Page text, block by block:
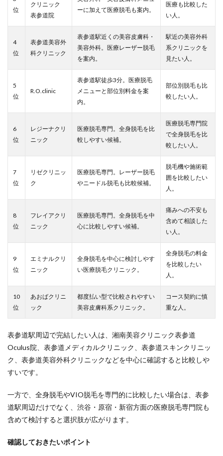
位
クリニック
表参道院
ーに加えて医療脱毛も案内。
医療も比較した
い人。
4
位
表参道美容外
科クリニック
表参道駅近くの美容皮膚科・
美容外科。医療レーザー脱毛
を案内。
駅近の美容外科
系クリニックを
見たい人。
5
位
R.O.clinic
表参道駅徒歩3分。医療脱毛
メニューと部位別料金を案
内。
部位別脱毛も比
較したい人。
6
位
レジーナクリ
ニック
医療脱毛専門。全身脱毛を比
較しやすい候補。
医療脱毛専門院
で全身脱毛を比
較したい人。
7
位
リゼクリニッ
ク
医療脱毛専門。レーザー脱毛
やニードル脱毛も比較候補。
脱毛機や施術範
囲を比較したい
人。
8
位
フレイアクリ
ニック
医療脱毛専門。全身脱毛を中
心に比較しやすい候補。
痛みへの不安も
含めて相談した
い人。
9
位
エミナルクリ
ニック
全身脱毛を中心に検討しやす
い医療脱毛クリニック。
全身脱毛の料金
を比較したい
人。
10
位
あおばクリニ
ック
都度払い型で比較されやすい
美容皮膚科系クリニック。
コース契約に慎
重な人。
表参道駅周辺で完結したい人は、湘南美容クリニック表参道
Oculus院、表参道メディカルクリニック、表参道スキンクリニッ
ク、表参道美容外科クリニックなどを中心に確認すると比較しや
すいです。
一方で、全身脱毛やVIO脱毛を専門的に比較したい場合は、表参
道駅周辺だけでなく、渋谷・原宿・新宿方面の医療脱毛専門院も
含めて検討すると選択肢が広がります。
確認しておきたいポイント